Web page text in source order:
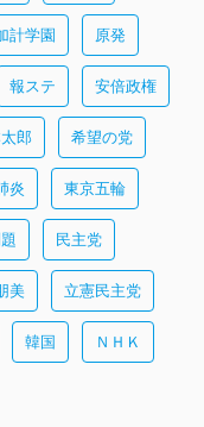
計学園 原発
報ステ 安倍政権
郎 希望の党
炎 東京五輪
民主党
美 立憲民主党
韓国 ＮＨＫ